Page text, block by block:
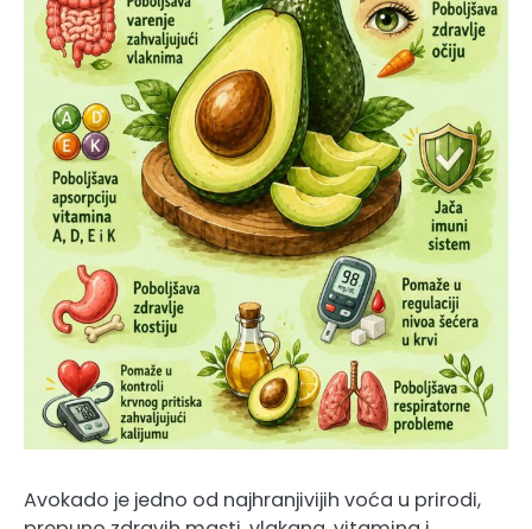
Avokado je jedno od najhranjivijih voća u prirodi,